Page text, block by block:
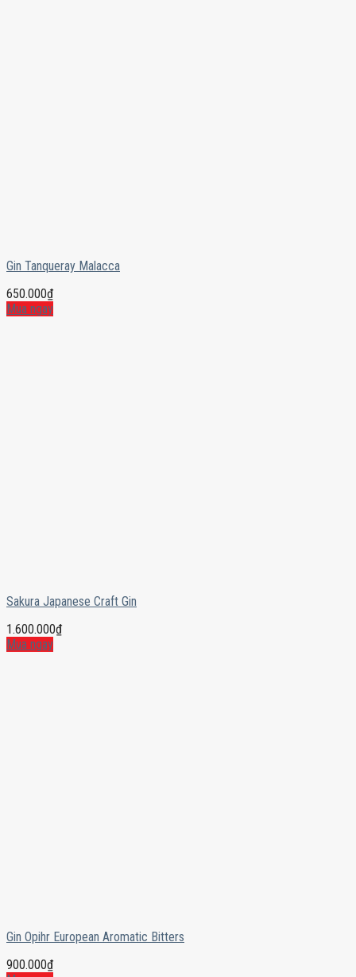
Gin Tanqueray Malacca
650.000₫
Mua ngay
Sakura Japanese Craft Gin
1.600.000₫
Mua ngay
Gin Opihr European Aromatic Bitters
900.000₫